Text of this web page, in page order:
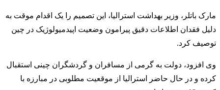
مارک باتلر، وزیر بهداشت استرالیا، این تصمیم را یک اقدام موقت به
دلیل فقدان اطلاعات دقیق پیرامون وضعیت اپیدمیولوژیک در چین
توصیف کرد.
وی افزود، دولت به گرمی از مسافران و گردشگران چینی استقبال
کرده و در حال حاضر استرالیا از موقعیت مطلوبی در مبارزه با